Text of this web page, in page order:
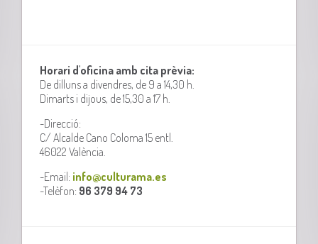
Horari d'oficina amb cita prèvia:
De dilluns a divendres, de 9 a 14,30 h.
Dimarts i dijous, de 15,30 a 17 h.
-Direcció:
C/ Alcalde Cano Coloma 15 entl.
46022 València.
-Email: info@culturama.es
-Telèfon: 96 379 94 73